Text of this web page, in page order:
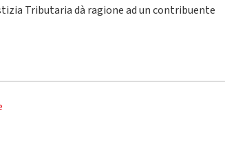
Tributaria dà ragione ad un contribuente